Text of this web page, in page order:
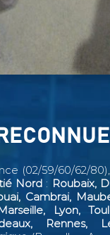
(02/59/60/62/
Nord : Roubaix,
Cambrai,
Lyon,
Rennes,